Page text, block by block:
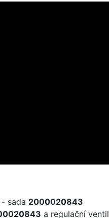
sada 2000020843
a regulační ventil